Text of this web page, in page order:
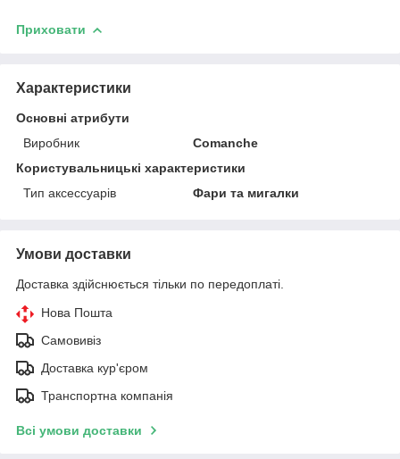
Приховати
Характеристики
Основні атрибути
Виробник
Comanche
Користувальницькі характеристики
Тип аксессуарів
Фари та мигалки
Умови доставки
Доставка здійснюється тільки по передоплаті.
Нова Пошта
Самовивіз
Доставка кур'єром
Транспортна компанія
Всі умови доставки